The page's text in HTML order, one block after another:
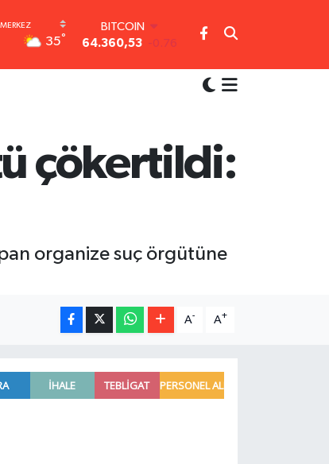
35°
BITCOIN
64.360,53 -0.76
64,1897
0.02
GRAM ALTIN
6574.81
1.44
çökertildi:
organize suç örgütüne
A- A+